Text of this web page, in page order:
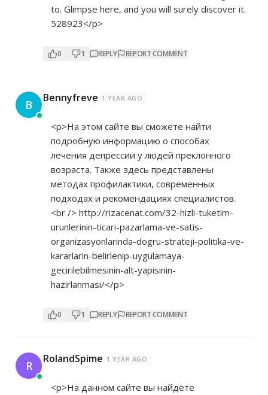
to. Glimpse here, and you will surely discover it.
528923</p>
0 1 REPLY REPORT COMMENT
B Bennyfreve 1 YEAR AGO
<p>На этом сайте вы сможете найти
подробную информацию о способах
лечения депрессии у людей преклонного
возраста. Также здесь представлены
методах профилактики, современных
подходах и рекомендациях специалистов.
<br /> http://rizacenat.com/32-hizli-tuketim-
urunlerinin-ticari-pazarlama-ve-satis-
organizasyonlarinda-dogru-strateji-politika-ve-
kararlarin-belirlenip-uygulamaya-
gecirilebilmesinin-alt-yapisinin-
hazirlanmasi/</p>
0 1 REPLY REPORT COMMENT
R RolandSpime 1 YEAR AGO
<p>На данном сайте вы найдёте